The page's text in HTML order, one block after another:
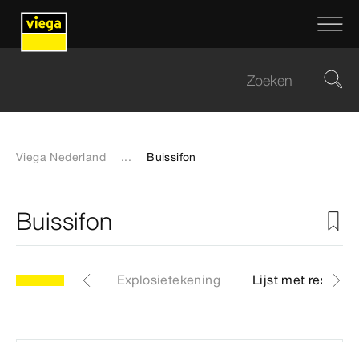
Viega Nederland ... Buissifon
Buissifon
Artikelen Explosietekening Lijst met